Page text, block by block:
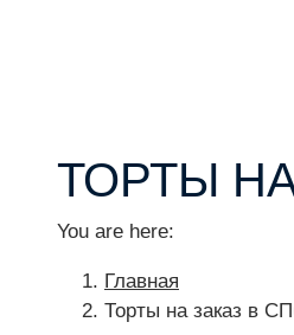
ТОРТЫ
You are here:
Главная
Торты на заказ в